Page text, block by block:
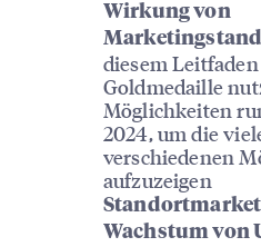
Wirkung von
diesem
Goldmedaille
Möglichkeiten
2024, um die
verschiedenen
aufzuzeigen
Wachstum von